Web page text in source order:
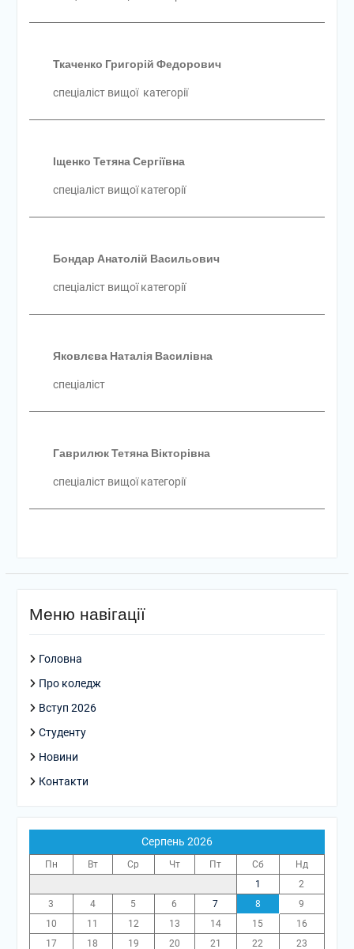
Ткаченко Григорій Федорович
спеціаліст вищої категорії
Іщенко Тетяна Сергіївна
спеціаліст вищої категорії
Бондар Анатолій Васильович
спеціаліст вищої категорії
Яковлєва Наталія Василівна
спеціаліст
Гаврилюк Тетяна Вікторівна
спеціаліст вищої категорії
Меню навігації
Головна
Про коледж
Вступ 2026
Студенту
Новини
Контакти
Серпень 2026
Пн Вт Ср Чт Пт Сб
Нд
1
2
3
4 5 6 7 8
9
10
11 12 13 14 15
16
17
18 19 20 21 22
23